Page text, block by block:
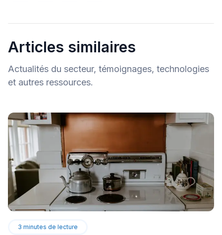
Articles similaires
Actualités du secteur, témoignages, technologies
et autres ressources.
3 minutes de lecture